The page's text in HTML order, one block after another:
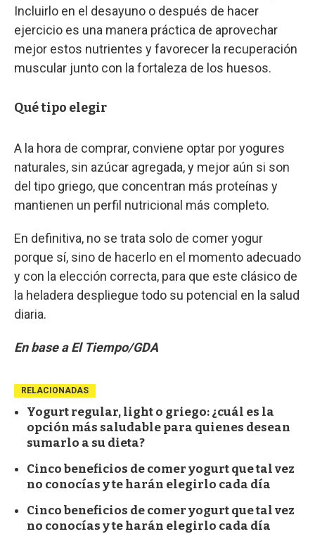
Incluirlo en el desayuno o después de hacer
ejercicio es una manera práctica de aprovechar
mejor estos nutrientes y favorecer la recuperación
muscular junto con la fortaleza de los huesos.
Qué tipo elegir
A la hora de comprar, conviene optar por yogures
naturales, sin azúcar agregada, y mejor aún si son
del tipo griego, que concentran más proteínas y
mantienen un perfil nutricional más completo.
En definitiva, no se trata solo de comer yogur
porque sí, sino de hacerlo en el momento adecuado
y con la elección correcta, para que este clásico de
la heladera despliegue todo su potencial en la salud
diaria.
En base a El Tiempo/GDA
RELACIONADAS
Yogurt regular, light o griego: ¿cuál es la
opción más saludable para quienes desean
sumarlo a su dieta?
Cinco beneficios de comer yogurt que tal vez
no conocías y te harán elegirlo cada día
Cinco beneficios de comer yogurt que tal vez
no conocías y te harán elegirlo cada día